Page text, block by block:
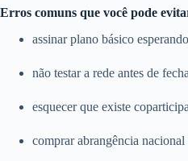
Erros comuns que você pode
assinar plano básico
não testar a rede antes de
esquecer que existe
comprar abrangência nacional